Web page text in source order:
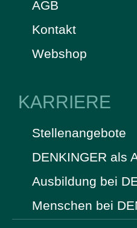
AGB
Kontakt
Webshop
KARRIERE
Stellenangebote
DENKINGER als
Ausbildung bei
Menschen bei